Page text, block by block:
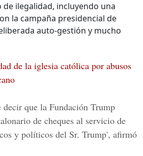
ilegalidad, incluyendo una
la campaña presidencial de
auto-gestión y mucho
de la iglesia católica por abusos
decir que la Fundación Trump
de cheques al servicio de
y políticos del Sr. Trump', afirmó